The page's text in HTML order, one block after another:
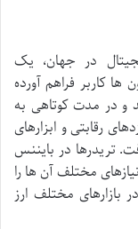
در جهان، یک
کاربر فراهم آورده
راه اندازی شد و در مدت کوتاهی به
رقابتی و ابزارهای
تریدرها در بایننس
مختلف آن ها را
مختلف ارز